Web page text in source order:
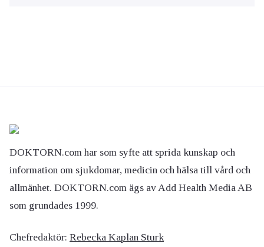
DOKTORN.com har som syfte att sprida kunskap och
information om sjukdomar, medicin och hälsa till vård och
allmänhet. DOKTORN.com ägs av Add Health Media AB
som grundades 1999.
Chefredaktör: Rebecka Kaplan Sturk